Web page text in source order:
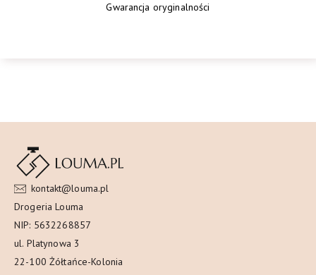
Gwarancja oryginalności
kontakt@louma.pl
Drogeria Louma
NIP: 5632268857
ul. Platynowa 3
22-100 Żółtańce-Kolonia